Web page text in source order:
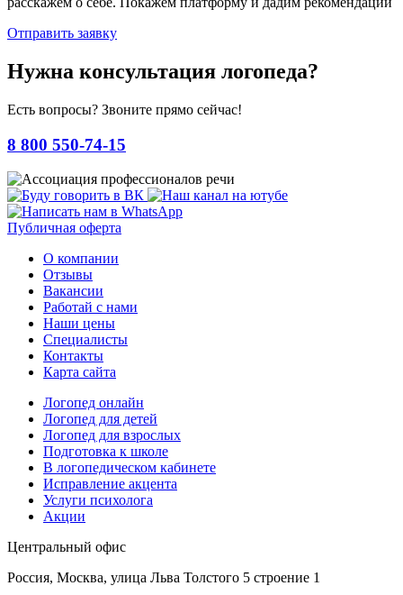
Отправить заявку
Нужна консультация логопеда?
Есть вопросы? Звоните прямо сейчас!
8 800 550-74-15
Публичная оферта
О компании
Отзывы
Вакансии
Работай с нами
Наши цены
Специалисты
Контакты
Карта сайта
Логопед онлайн
Логопед для детей
Логопед для взрослых
Подготовка к школе
В логопедическом кабинете
Исправление акцента
Услуги психолога
Акции
Центральный офис
Россия, Москва, улица Льва Толстого 5 строение 1